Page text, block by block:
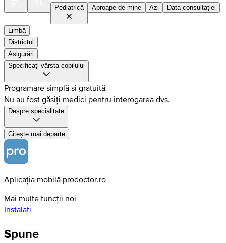
Pediatrică Aproape de mine Azi Data consultației
Limbă
Districtul
Asigurări
Specificați vârsta copilului
Programare simplă si gratuită
Nu au fost găsiți medici pentru interogarea dvs.
Despre specialitate
Citește mai departe
Aplicația mobilă prodoctor.ro
Mai multe funcții noi
Instalați
Spune